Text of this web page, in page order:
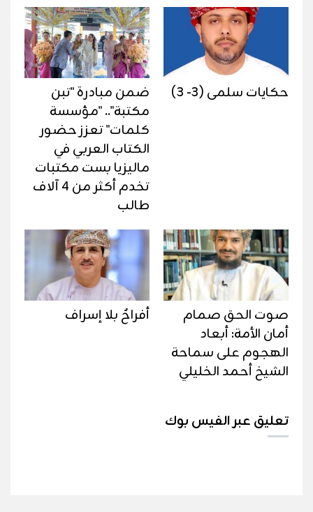
حكايات سلمى (3- 3)
ضمن مبادرة "تبن
مكتبة".. "مؤسسة
كلمات" تعزز حضور
الكتاب العربي في
ماليزيا بست مكتبات
تخدم أكثر من 4 آلاف
طالب
صوت الحق صمام
أمان الأمة: أبعاد
الهجوم على سماحة
الشيخ أحمد الخليلي
أفراحٌ بلا إسراف
تعليق عبر الفيس بوك